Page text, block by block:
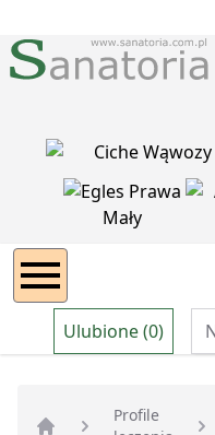
Ulubione (0)
Profile